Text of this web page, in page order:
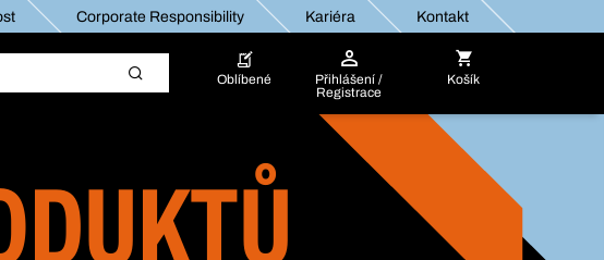
Corporate Responsibility Kariéra Kontakt
Oblíbené
Přihlášení /
Registrace
Košík